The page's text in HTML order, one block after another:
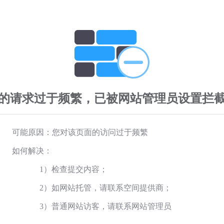
请求过于频繁，已被网站管理员设置拦
可能原因：您对该页面的访问过于频繁
如何解决：
1）检查提交内容；
2）如网站托管，请联系空间提供商；
3）普通网站访客，请联系网站管理员